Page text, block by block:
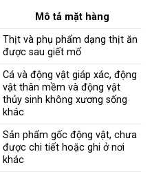
Mô tả mặt hàng
Thịt và phụ phẩm dạng thịt ăn
được sau giết mổ
Cá và động vật giáp xác, động
vật thân mềm và động vật
thủy sinh không xương sống
khác
Sản phẩm gốc động vật, chưa
được chi tiết hoặc ghi ở nơi
khác